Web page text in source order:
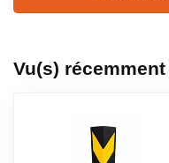
Vu(s) récemment